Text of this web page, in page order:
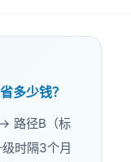
多少钱？
路径B（标
时隔3个月